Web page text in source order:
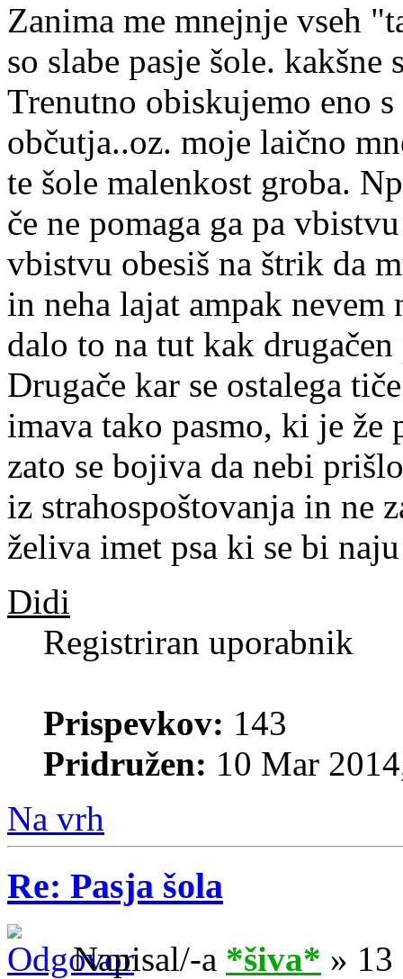
Zanima me mnejnje vseh
so slabe pasje šole. kakšne
Trenutno obiskujemo eno
občutja..oz. moje laično
te šole malenkost groba.
če ne pomaga ga pa
vbistvu obesiš na štrik da
in neha lajat ampak
dalo to na tut kak
Drugače kar se ostalega
imava tako pasmo, ki je
zato se bojiva da nebi
iz strahospoštovanja in ne
želiva imet psa ki se bi
Didi
Registriran uporabnik
Prispevkov: 143
Pridružen: 10 Mar
Na vrh
Re: Pasja šola
Napisal/-a *šiva* » 13